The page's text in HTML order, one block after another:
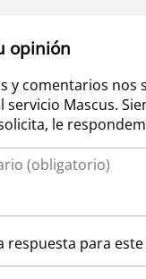
opinión
y comentarios nos
servicio Mascus.
le
respuesta para